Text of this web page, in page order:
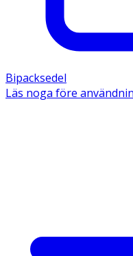
Bipacksedel
Läs noga före